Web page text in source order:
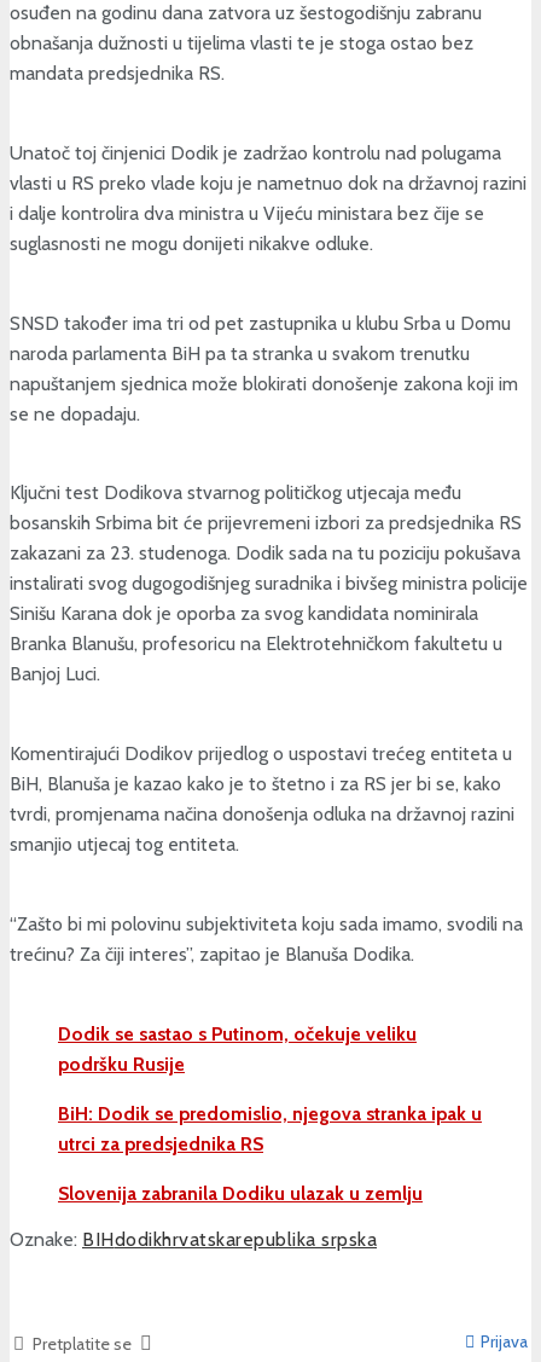
osuđen na godinu dana zatvora uz šestogodišnju zabranu
obnašanja dužnosti u tijelima vlasti te je stoga ostao bez
mandata predsjednika RS.
Unatoč toj činjenici Dodik je zadržao kontrolu nad polugama
vlasti u RS preko vlade koju je nametnuo dok na državnoj razini
i dalje kontrolira dva ministra u Vijeću ministara bez čije se
suglasnosti ne mogu donijeti nikakve odluke.
SNSD također ima tri od pet zastupnika u klubu Srba u Domu
naroda parlamenta BiH pa ta stranka u svakom trenutku
napuštanjem sjednica može blokirati donošenje zakona koji im
se ne dopadaju.
Ključni test Dodikova stvarnog političkog utjecaja među
bosanskih Srbima bit će prijevremeni izbori za predsjednika RS
zakazani za 23. studenoga. Dodik sada na tu poziciju pokušava
instalirati svog dugogodišnjeg suradnika i bivšeg ministra policije
Sinišu Karana dok je oporba za svog kandidata nominirala
Branka Blanušu, profesoricu na Elektrotehničkom fakultetu u
Banjoj Luci.
Komentirajući Dodikov prijedlog o uspostavi trećeg entiteta u
BiH, Blanuša je kazao kako je to štetno i za RS jer bi se, kako
tvrdi, promjenama načina donošenja odluka na državnoj razini
smanjio utjecaj tog entiteta.
“Zašto bi mi polovinu subjektiviteta koju sada imamo, svodili na
trećinu? Za čiji interes”, zapitao je Blanuša Dodika.
Dodik se sastao s Putinom, očekuje veliku
podršku Rusije
BiH: Dodik se predomislio, njegova stranka ipak u
utrci za predsjednika RS
Slovenija zabranila Dodiku ulazak u zemlju
Oznake: BIHdodikhrvatskarepublika srpska
Pretplatite se Prijava